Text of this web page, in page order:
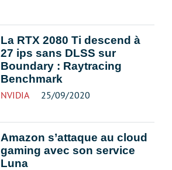
La RTX 2080 Ti descend à
27 ips sans DLSS sur
Boundary : Raytracing
Benchmark
NVIDIA 25/09/2020
Amazon s’attaque au cloud
gaming avec son service
Luna